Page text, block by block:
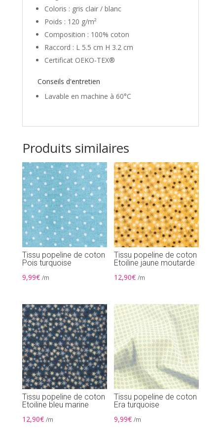
Coloris : gris clair / blanc
Poids : 120 g/m²
Composition : 100% coton
Raccord : L 5.5 cm H 3.2 cm
Certificat OEKO-TEX®
Conseils d'entretien
Lavable en machine à 60°C
Produits similaires
Tissu popeline de coton
Pois turquoise
9,99€ /m
Tissu popeline de coton
Etoiline jaune moutarde
12,90€ /m
Tissu popeline de coton
Etoiline bleu marine
12,90€ /m
Tissu popeline de coton
Era turquoise
9,99€ /m